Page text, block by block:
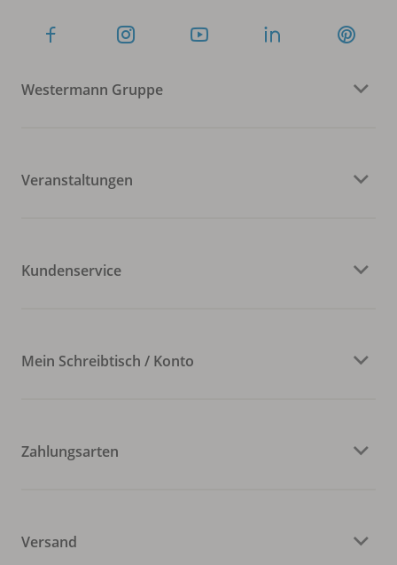
Westermann Gruppe
Veranstaltungen
Kundenservice
Mein Schreibtisch / Konto
Zahlungsarten
Versand